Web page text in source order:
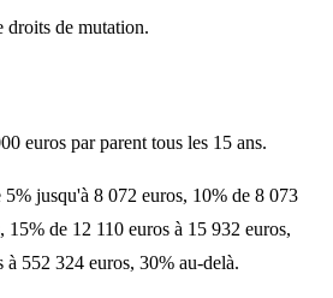
droits de mutation.
euros par parent tous les 15 ans.
jusqu'à 8 072 euros, 10% de 8 073
15% de 12 110 euros à 15 932 euros,
à 552 324 euros, 30% au-delà.